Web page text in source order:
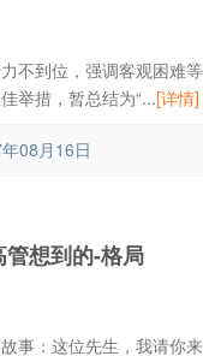
到位，强调客观困难
举措，暂总结为“...[详情]
08月16日
想到的-格局
事：这位先生，我请你